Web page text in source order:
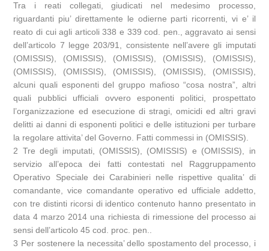
Tra i reati collegati, giudicati nel medesimo processo,
riguardanti piu’ direttamente le odierne parti ricorrenti, vi e’ il
reato di cui agli articoli 338 e 339 cod. pen., aggravato ai sensi
dell’articolo 7 legge 203/91, consistente nell’avere gli imputati
(OMISSIS), (OMISSIS), (OMISSIS), (OMISSIS), (OMISSIS),
(OMISSIS), (OMISSIS), (OMISSIS), (OMISSIS), (OMISSIS),
alcuni quali esponenti del gruppo mafioso “cosa nostra”, altri
quali pubblici ufficiali ovvero esponenti politici, prospettato
l’organizzazione ed esecuzione di stragi, omicidi ed altri gravi
delitti ai danni di esponenti politici e delle istituzioni per turbare
la regolare attivita’ del Governo. Fatti commessi in (OMISSIS).
2 Tre degli imputati, (OMISSIS), (OMISSIS) e (OMISSIS), in
servizio all’epoca dei fatti contestati nel Raggruppamento
Operativo Speciale dei Carabinieri nelle rispettive qualita’ di
comandante, vice comandante operativo ed ufficiale addetto,
con tre distinti ricorsi di identico contenuto hanno presentato in
data 4 marzo 2014 una richiesta di rimessione del processo ai
sensi dell’articolo 45 cod. proc. pen..
3 Per sostenere la necessita’ dello spostamento del processo, i